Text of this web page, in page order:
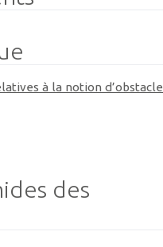
à la notion d’obstacle
des